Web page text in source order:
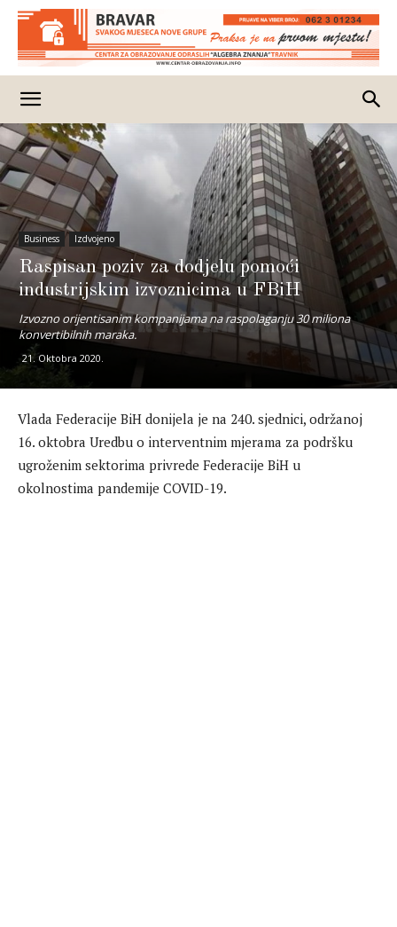
Business Izdvojeno
Raspisan poziv za dodjelu pomoći
industrijskim izvoznicima u FBiH
Izvozno orijentisanim kompanijama na raspolaganju 30 miliona
konvertibilnih maraka.
21. Oktobra 2020.
Vlada Federacije BiH donijela je na 240. sjednici, održanoj
16. oktobra Uredbu o interventnim mjerama za podršku
ugroženim sektorima privrede Federacije BiH u
okolnostima pandemije COVID-19.